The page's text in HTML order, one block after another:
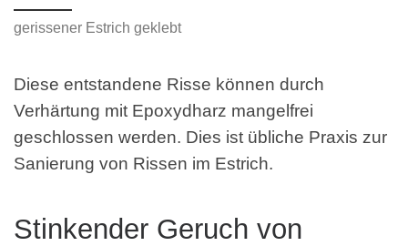
gerissener Estrich geklebt
Diese entstandene Risse können durch
Verhärtung mit Epoxydharz mangelfrei
geschlossen werden. Dies ist übliche Praxis zur
Sanierung von Rissen im Estrich.
Stinkender Geruch von